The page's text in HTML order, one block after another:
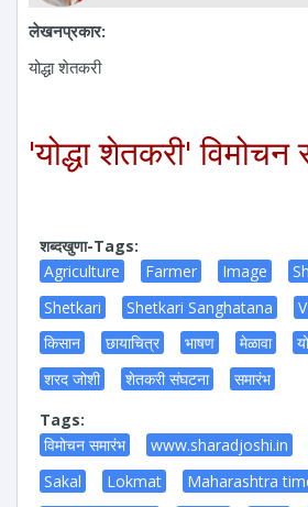
लेखनप्रकार:
योद्धा शेतकरी
'योद्धा शेतकरी'विमोचन
शब्दखुणा-Tags:
Agriculture
Farmer Image
Shetkari
Shetkari Sanghatana
किसान
छायाचित्र भाषण मेळावा
शरद जोशी
शेतकरी संघटना
समारंभ
Tags:
विमोचन समारंभ
www.sharadjoshi.in
Sakal
Lokmat
Maharashtra